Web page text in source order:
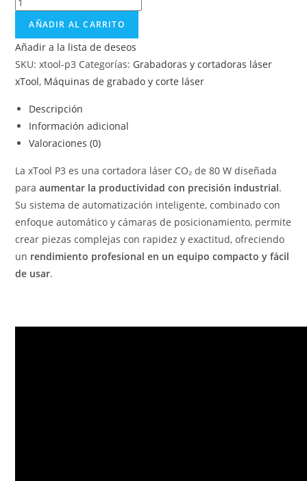
AÑADIR AL CARRITO
Añadir a la lista de deseos
SKU:xtool-p3 Categorías: Grabadoras y cortadoras láser
xTool, Máquinas de grabado y corte láser
Descripción
Información adicional
Valoraciones (0)
La xTool P3 es una cortadora láser CO₂ de 80 W diseñada
paraaumentar la productividad con precisión industrial.
Su sistema de automatización inteligente, combinado con
enfoque automático y cámaras de posicionamiento, permite
crear piezas complejas con rapidez y exactitud, ofreciendo
un rendimiento profesional en un equipo compacto y fácil
de usar.